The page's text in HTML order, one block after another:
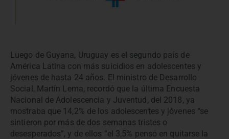
Luego de Guyana, Uruguay es el segundo país de
América Latina con más suicidios en adolescentes y
jóvenes de hasta 24 años. El ministro de Desarrollo
Social, Martín Lema, recordó que la última Encuesta
Nacional de Adolescencia y Juventud, del 2018, ya
mostraba que 14,2% de los adolescentes y jóvenes “se
sintieron por más de dos semanas tristes o
desesperados”, y de ellos “el 3,5% pensó en quitarse la